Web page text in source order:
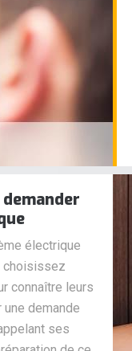
électrique
choisissez
connaître leurs
demande
ses